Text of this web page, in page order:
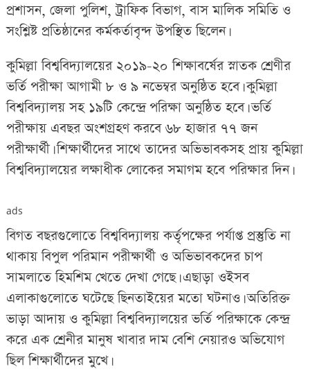
প্রশাসন, জেলা পুলিশ, ট্রাফিক বিভাগ, বাস মালিক সমিতি ও
সংশ্লিষ্ট প্রতিষ্ঠানের কর্মকর্তাবৃন্দ উপস্থিত ছিলেন।
কুমিল্লা বিশ্ববিদ্যালয়ের ২০১৯-২০ শিক্ষাবর্ষের স্নাতক শ্রেণীর
ভর্তি পরীক্ষা আগামী ৮ ও ৯ নভেম্বর অনুষ্ঠিত হবে। কুমিল্লা
বিশ্ববিদ্যালয় সহ ১৯টি কেন্দ্রে পরিক্ষা অনুষ্ঠিত হবে। ভর্তি
পরীক্ষায় এবছর অংশগ্রহণ করবে ৬৮ হাজার ৭৭ জন
পরীক্ষার্থী। শিক্ষার্থীদের সাথে তাদের অভিভাবকসহ প্রায় কুমিল্লা
বিশ্ববিদ্যালয়ের লক্ষাধীক লোকের সমাগম হবে পরিক্ষার দিন।
ads
বিগত বছরগুলোতে বিশ্ববিদ্যালয় কর্তৃপক্ষের পর্যাপ্ত প্রস্তুতি না
থাকায় বিপুল পরিমান পরীক্ষার্থী ও অভিভাবকদের চাপ
সামলাতে হিমশিম খেতে দেখা গেছে। এছাড়া ওইসব
এলাকাগুলোতে ঘটেছে ছিনতাইয়ের মতো ঘটনাও। অতিরিক্ত
ভাড়া আদায় ও কুমিল্লা বিশ্ববিদ্যালয়ের ভর্তি পরিক্ষাকে কেন্দ্র
করে এক শ্রেনীর মানুষ খাবার দাম বেশি নেয়ারও অভিযোগ
ছিল শিক্ষার্থীদের মুখে।